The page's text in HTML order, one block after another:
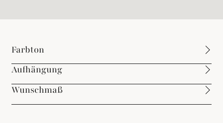
Farbton
Aufhängung
Wunschmaß